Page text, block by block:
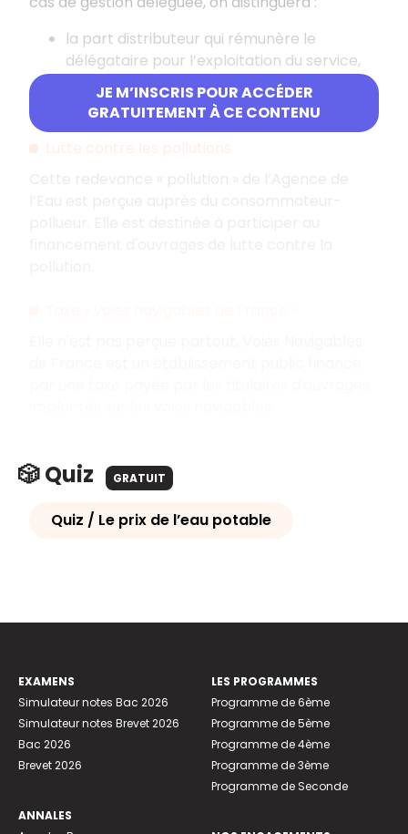
JE M’INSCRIS POUR ACCÉDER
GRATUITEMENT À CE CONTENU
la part distributeur qui rémunère le
délégataire pour l’exploitation du service,
la part de la collectivité destinée à couvrir :
les dépenses d’investissements.
Lutte contre les pollutions
🎲 Quiz GRATUIT
Quiz / Le prix de l’eau potable
EXAMENS
Simulateur notes Bac 2026
Simulateur notes Brevet 2026
Bac 2026
Brevet 2026
ANNALES
LES PROGRAMMES
Programme de 6ème
Programme de 5ème
Programme de 4ème
Programme de 3ème
Programme de Seconde